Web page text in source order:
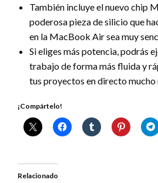
También incluye el nuevo chip
poderosa pieza de silicio que
en la MacBook Air sea muy
Si eliges más potencia, podrás
trabajo de forma más fluida y
tus proyectos en directo mucho
¡Compártelo!
Relacionado